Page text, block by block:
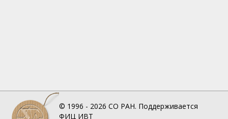
© 1996 - 2026 СО РАН. Поддерживается
ФИЦ ИВТ